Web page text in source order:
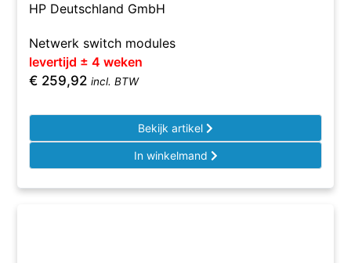
HP Deutschland GmbH
Netwerk switch modules
levertijd ± 4 weken
€ 259,92 incl. BTW
Bekijk artikel
In winkelmand